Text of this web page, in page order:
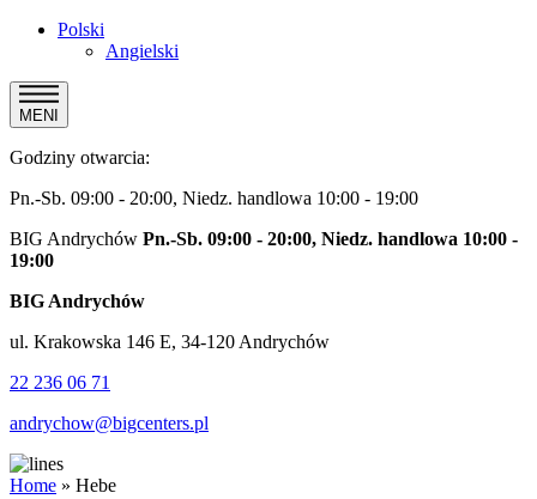
Polski
Angielski
MENI
Godziny otwarcia:
Pn.-Sb. 09:00 - 20:00, Niedz. handlowa 10:00 - 19:00
BIG Andrychów Pn.-Sb. 09:00 - 20:00, Niedz. handlowa 10:00 -
19:00
BIG Andrychów
ul. Krakowska 146 E, 34-120 Andrychów
22 236 06 71
andrychow@bigcenters.pl
Home » Hebe